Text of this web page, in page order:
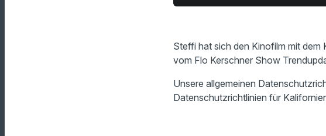
Steffi hat sich den Kinofilm mit
vom Flo Kerschner Show
Unsere allgemeinen
Datenschutzrichtlinien für